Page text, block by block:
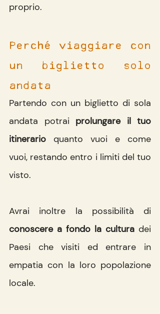
proprio.
Perché viaggiare con
un biglietto solo
andata
Partendo con un biglietto di sola
andata potrai prolungare il tuo
itinerario quanto vuoi e come
vuoi, restando entro i limiti del tuo
visto.
conoscere a fondo la cultura dei
Paesi che visiti ed entrare in
empatia con la loro popolazione
locale.